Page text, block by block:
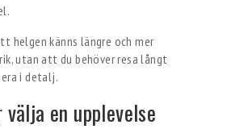
helgen känns längre och mer
utan att du behöver resa långt
i detalj.
välja en upplevelse